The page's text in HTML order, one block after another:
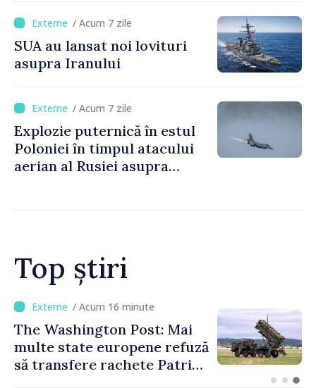
/ Acum 7 zile
SUA au lansat noi lovituri
asupra Iranului
/ Acum 7 zile
Explozie puternică în estul
Poloniei în timpul atacului
aerian al Rusiei asupra
Top știri
/ Acum 8 minute
Ploi puternice, cu grindină și
vijelie. Meteorologii au emis
Cod galben de instabilitate